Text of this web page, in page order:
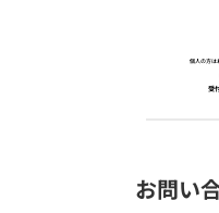
個人の方は
受
お問い